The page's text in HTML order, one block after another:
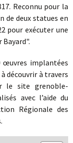
Reconnu pour la
de deux statues en
pour exécuter une
œuvres implantées
découvrir à travers
le site grenoble-
avec l’aide du
Régionale des